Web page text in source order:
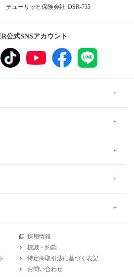
チューリッヒ保険会社 DSR-735
公式SNSアカウント
採用情報
標識・約款
特定商取引法に基づく表記
お問い合わせ